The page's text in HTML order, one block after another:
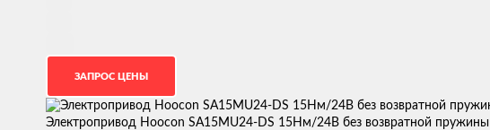
Электропривод Hoocon SA15MU24-DS 15Нм/24В без возвратной пружины